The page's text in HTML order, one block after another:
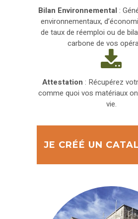
Bilan Environnemental :
environnementaux,
de taux de réemploi ou de
carbone de vos
Attestation : Récupérez
comme quoi vos matériaux
vie.
JE CRÉÉ UN